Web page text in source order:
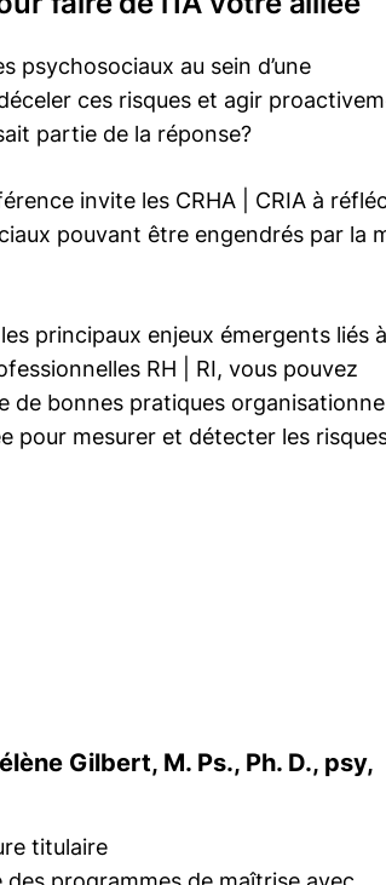
psychosociaux au sein d’une
ces risques et agir
partie de la réponse?
invite les CRHA | CRIA à
pouvant être engendrés par la
principaux enjeux émergents liés à
RH | RI, vous pouvez
de bonnes pratiques
pour mesurer et détecter les
Gilbert, M. Ps., Ph. D., psy,
titulaire